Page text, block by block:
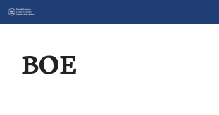
Saltar
al
BOE